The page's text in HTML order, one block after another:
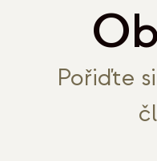
Pořiďte